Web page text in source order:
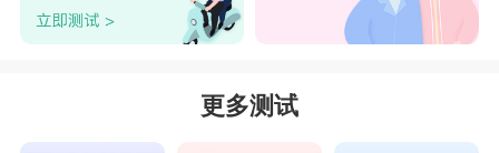
更多测试